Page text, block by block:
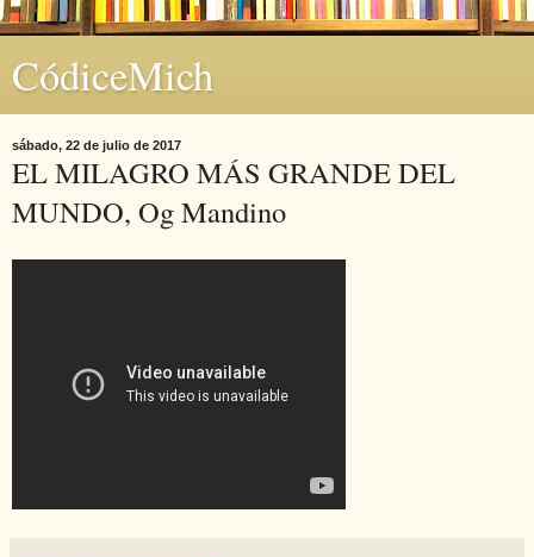
CódiceMich
sábado, 22 de julio de 2017
EL MILAGRO MÁS GRANDE DEL
MUNDO, Og Mandino